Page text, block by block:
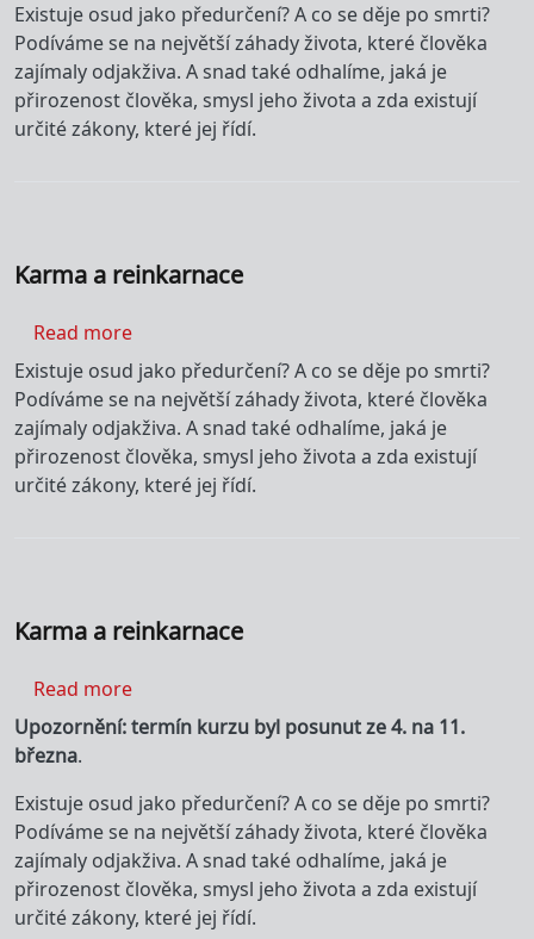
Existuje osud jako předurčení? A co se děje po smrti?
Podíváme se na největší záhady života, které člověka
zajímaly odjakživa. A snad také odhalíme, jaká je
přirozenost člověka, smysl jeho života a zda existují
určité zákony, které jej řídí.
Karma a reinkarnace
Read moreabout Karma a reinkarnace
Existuje osud jako předurčení? A co se děje po smrti?
Podíváme se na největší záhady života, které člověka
zajímaly odjakživa. A snad také odhalíme, jaká je
přirozenost člověka, smysl jeho života a zda existují
určité zákony, které jej řídí.
Karma a reinkarnace
Read moreabout Karma a reinkarnace
Upozornění: termín kurzu byl posunut ze 4. na 11.
března.
Existuje osud jako předurčení? A co se děje po smrti?
Podíváme se na největší záhady života, které člověka
zajímaly odjakživa. A snad také odhalíme, jaká je
přirozenost člověka, smysl jeho života a zda existují
určité zákony, které jej řídí.